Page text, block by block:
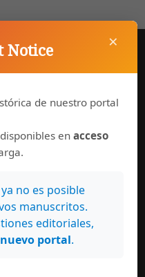
×
Notice
de nuestro portal
enacceso
no es posible
manuscritos.
editoriales,
nuevo portal.